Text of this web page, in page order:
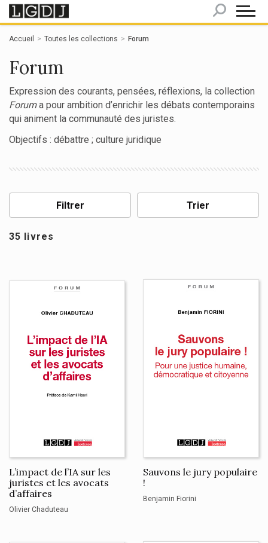
Accueil Toutes les collections Forum
Forum
Expression des courants, pensées, réflexions, la collection
Foruma pour ambition d’enrichir les débats contemporains
qui animent la communauté des juristes.
Objectifs : débattre ; culture juridique
Filtrer Trier
35 livres
L’impact de l’IA sur les
juristes et les avocats
d’affaires
Olivier Chaduteau
Sauvons le jury populaire
!
Benjamin Fiorini
Panneau de gestion des cookies